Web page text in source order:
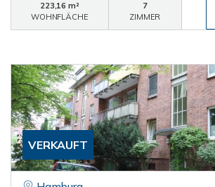
223,16 m²
WOHNFLÄCHE
7
ZIMMER
VERKAUFT